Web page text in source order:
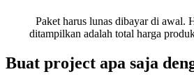
Paket harus lunas dibayar di awal.
ditampilkan adalah total harga
Buat project apa saja